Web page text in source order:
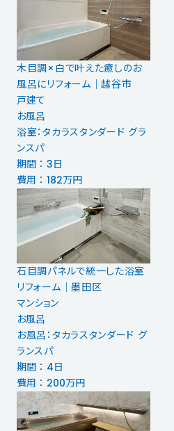
木目調×白で叶えた癒しのお
風呂にリフォーム｜越谷市
戸建て
お風呂
浴室：タカラスタンダード グラ
ンスパ
期間 ： 3日
費用 ： 182万円
石目調パネルで統一した浴室
リフォーム｜墨田区
マンション
お風呂
お風呂：タカラスタンダード グ
ランスパ
期間 ： 4日
費用 ： 200万円